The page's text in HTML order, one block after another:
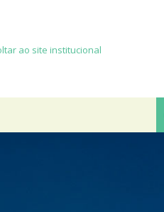
ao site institucional